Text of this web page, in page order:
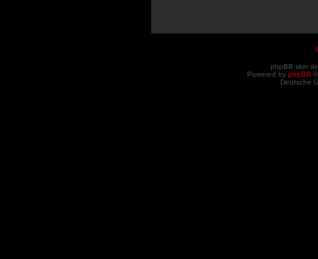
phpBB skin
Powered by phpBB
Deutsche